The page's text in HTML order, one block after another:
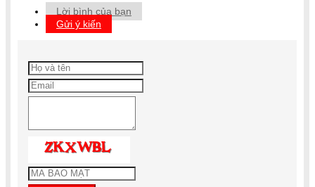
Lời bình của bạn
Gửi ý kiến